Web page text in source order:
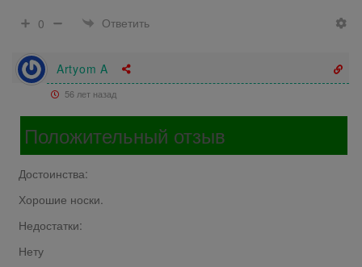
0
Ответить
Artyom A
56 лет назад
Положительный отзыв
Достоинства:
Хорошие носки.
Недостатки:
Нету